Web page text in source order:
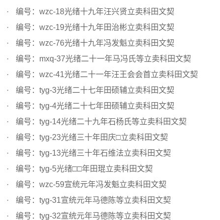
编号：wzc-18光绪十九年汪兴贤立卖科田文契
编号：wzc-19光绪十九年田治彬立卖科田文契
编号：wzc-76光绪十九年冯发魁立卖科田文契
编号：mxq-37光绪二十一年马冯氏等立卖科田文契
编号：wzc-41光绪二十一年汪王会会首立卖科田文契
编号：tyg-3光绪二十七年田硕辅立卖科田文契
编号：tyg-4光绪二十七年田硕辅立卖科田文契
编号：tyg-14光绪二十九年石杨氏等立卖科田文契
编号：tyg-23光绪三十年田庆□立卖科田文契
编号：tyg-13光绪三十年石维法立卖科田文契
编号：tyg-5光绪□□年田琨立卖科田文契
编号：wzc-59宣统元年冯发魁立卖科田文契
编号：tyg-31宣统元年马德陈等立卖科田文契
编号：tyg-32宣统元年马德陈等立卖科田文契